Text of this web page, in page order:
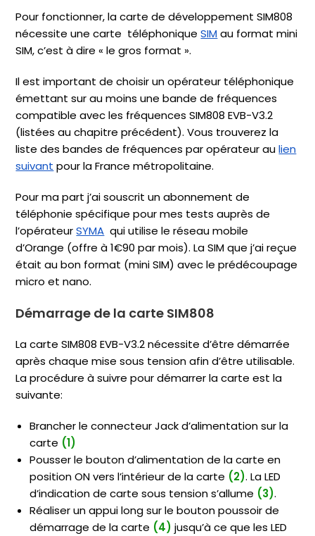
Pour fonctionner, la carte de développement SIM808
nécessite une carte téléphoniqueSIM au format mini
SIM, c’est à dire « le gros format ».
Il est important de choisir un opérateur téléphonique
émettant sur au moins une bande de fréquences
compatible avec les fréquences SIM808 EVB-V3.2
(listées au chapitre précédent). Vous trouverez la
liste des bandes de fréquences par opérateur aulien
suivant pour la France métropolitaine.
Pour ma part j’ai souscrit un abonnement de
téléphonie spécifique pour mes tests auprès de
l’opérateurSYMA qui utilise le réseau mobile
d’Orange (offre à 1€90 par mois). La SIM que j’ai reçue
était au bon format (mini SIM) avec le prédécoupage
micro et nano.
Démarrage de la carte SIM808
La carte SIM808 EVB-V3.2 nécessite d’être démarrée
après chaque mise sous tension afin d’être utilisable.
La procédure à suivre pour démarrer la carte est la
suivante:
Brancher le connecteur Jack d’alimentation sur la
carte (1)
Pousser le bouton d’alimentation de la carte en
position ON vers l’intérieur de la carte (2). La LED
d’indication de carte sous tension s’allume (3).
Réaliser un appui long sur le bouton poussoir de
démarrage de la carte (4) jusqu’à ce que les LED